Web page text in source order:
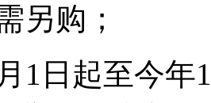
另购；
1日起至今年